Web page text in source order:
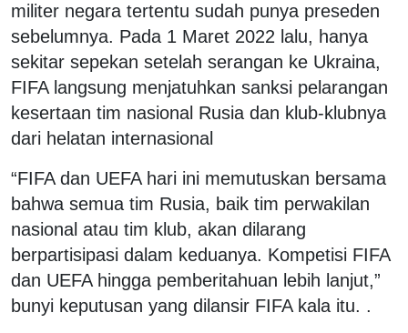
militer negara tertentu sudah punya preseden
sebelumnya. Pada 1 Maret 2022 lalu, hanya
sekitar sepekan setelah serangan ke Ukraina,
FIFA langsung menjatuhkan sanksi pelarangan
kesertaan tim nasional Rusia dan klub-klubnya
dari helatan internasional
“FIFA dan UEFA hari ini memutuskan bersama
bahwa semua tim Rusia, baik tim perwakilan
nasional atau tim klub, akan dilarang
berpartisipasi dalam keduanya. Kompetisi FIFA
dan UEFA hingga pemberitahuan lebih lanjut,”
bunyi keputusan yang dilansir FIFA kala itu. .